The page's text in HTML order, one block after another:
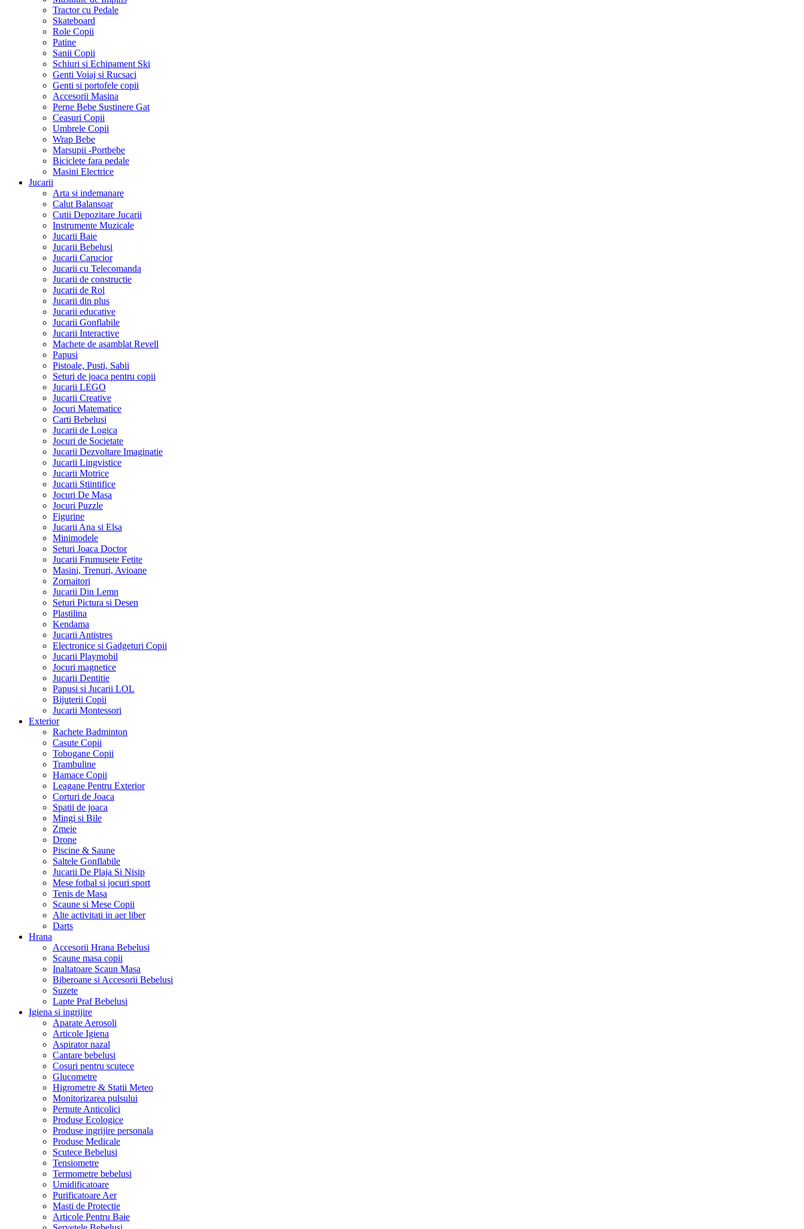
Tractor cu Pedale
Skateboard
Role Copii
Patine
Sanii Copii
Schiuri si Echipament Ski
Genti Voiaj si Rucsaci
Genti si portofele copii
Accesorii Masina
Perne Bebe Sustinere Gat
Ceasuri Copii
Umbrele Copii
Wrap Bebe
Marsupii -Portbebe
Biciclete fara pedale
Masini Electrice
Jucarii
Arta si indemanare
Calut Balansoar
Cutii Depozitare Jucarii
Instrumente Muzicale
Jucarii Baie
Jucarii Bebelusi
Jucarii Carucior
Jucarii cu Telecomanda
Jucarii de constructie
Jucarii de Rol
Jucarii din plus
Jucarii educative
Jucarii Gonflabile
Jucarii Interactive
Machete de asamblat Revell
Papusi
Pistoale, Pusti, Sabii
Seturi de joaca pentru copii
Jucarii LEGO
Jucarii Creative
Jocuri Matematice
Carti Bebelusi
Jucarii de Logica
Jocuri de Societate
Jucarii Dezvoltare Imaginatie
Jucarii Lingvistice
Jucarii Motrice
Jucarii Stiintifice
Jocuri De Masa
Jocuri Puzzle
Figurine
Jucarii Ana si Elsa
Minimodele
Seturi Joaca Doctor
Jucarii Frumusete Fetite
Masini, Trenuri, Avioane
Zornaitori
Jucarii Din Lemn
Seturi Pictura si Desen
Plastilina
Kendama
Jucarii Antistres
Electronice si Gadgeturi Copii
Jucarii Playmobil
Jocuri magnetice
Jucarii Dentitie
Papusi si Jucarii LOL
Bijuterii Copii
Jucarii Montessori
Exterior
Rachete Badminton
Casute Copii
Tobogane Copii
Trambuline
Hamace Copii
Leagane Pentru Exterior
Corturi de Joaca
Spatii de joaca
Mingi si Bile
Zmeie
Drone
Piscine & Saune
Saltele Gonflabile
Jucarii De Plaja Si Nisip
Mese fotbal si jocuri sport
Tenis de Masa
Scaune si Mese Copii
Alte activitati in aer liber
Darts
Hrana
Accesorii Hrana Bebelusi
Scaune masa copii
Inaltatoare Scaun Masa
Biberoane si Accesorii Bebelusi
Suzete
Lapte Praf Bebelusi
Igiena si ingrijire
Aparate Aerosoli
Articole Igiena
Aspirator nazal
Cantare bebelusi
Cosuri pentru scutece
Glucometre
Higrometre & Statii Meteo
Monitorizarea pulsului
Pernute Anticolici
Produse Ecologice
Produse ingrijire personala
Produse Medicale
Scutece Bebelusi
Tensiometre
Termometre bebelusi
Umidificatoare
Purificatoare Aer
Masti de Protectie
Articole Pentru Baie